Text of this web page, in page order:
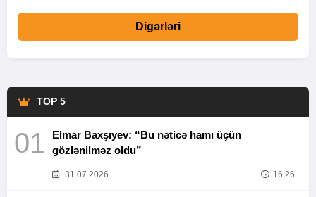
Digərləri
TOP 5
01
Elmar Baxşıyev: “Bu nəticə hamı üçün
gözlənilməz oldu”
31.07.2026 16:26